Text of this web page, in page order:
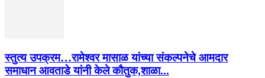
स्तुत्य उपक्रम…रामेश्वर मासाळ यांच्या संकल्पनेचे आमदार
समाधान आवताडे यांनी केले कौतुक,शाळा...